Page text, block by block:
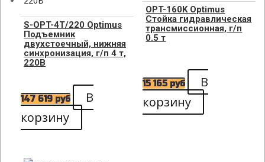
S-OPT-4T/220 Optimus
Подъемник
двухстоечный, нижняя
синхронизация, г/п 4 т,
220В
147 619 руб
В
корзину
OPT-160K Optimus
Стойка гидравлическая
трансмиссионная, г/п
0.5 т
15 165 руб
В
корзину